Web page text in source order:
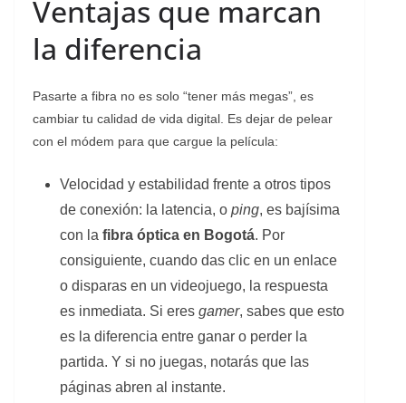
Ventajas que marcan
la diferencia
Pasarte a fibra no es solo “tener más megas”, es
cambiar tu calidad de vida digital. Es dejar de pelear
con el módem para que cargue la película:
Velocidad y estabilidad frente a otros tipos
de conexión: la latencia, o ping, es bajísima
con la fibra óptica en Bogotá. Por
consiguiente, cuando das clic en un enlace
o disparas en un videojuego, la respuesta
es inmediata. Si eres gamer, sabes que esto
es la diferencia entre ganar o perder la
partida. Y si no juegas, notarás que las
páginas abren al instante.